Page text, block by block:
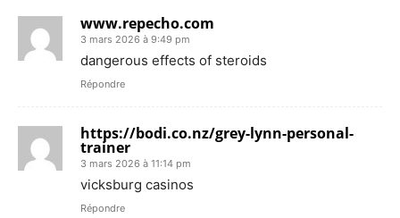
www.repecho.com
3 mars 2026 à 9:49 pm
dangerous effects of steroids
Répondre
https://bodi.co.nz/grey-lynn-personal-
trainer
3 mars 2026 à 11:14 pm
vicksburg casinos
Répondre